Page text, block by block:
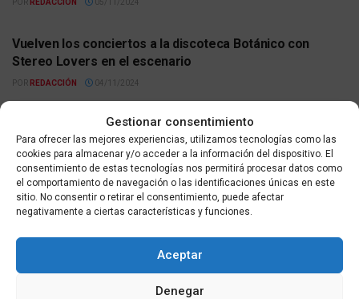
Gestionar consentimiento
Para ofrecer las mejores experiencias, utilizamos tecnologías como las
cookies para almacenar y/o acceder a la información del dispositivo. El
consentimiento de estas tecnologías nos permitirá procesar datos como
el comportamiento de navegación o las identificaciones únicas en este
sitio. No consentir o retirar el consentimiento, puede afectar
negativamente a ciertas características y funciones.
Aceptar
Denegar
POR REDACCIÓN 05/11/2024
Vuelven los conciertos a la discoteca Botánico con
Stereo Lovers en el escenario
POR REDACCIÓN 04/11/2024
Vox alerta sobre una crisis migratoria en Ceuta: «España
sufre una invasión que pone en peligro nuestro futuro»
REDACCIÓN 04/11/2024
Últimas noticias